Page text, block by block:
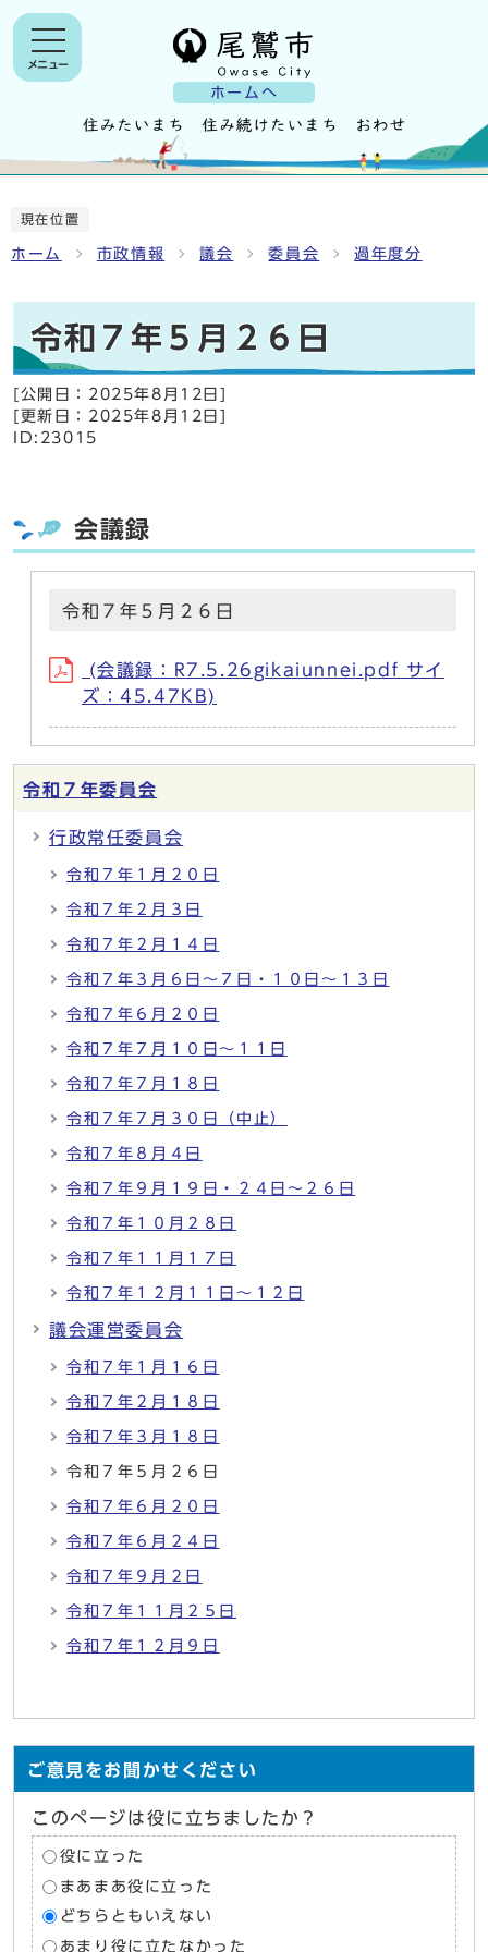
ホームへ
メニュー
現在位置
ホーム 市政情報 議会 委員会 過年度分
令和７年５月２６日
[公開日： 2025年8月12日
[更新日： 2025年8月12日
ID:23015
会議録
令和７年５月２６日
(会議録：R7.5.26gikaiunnei.pdf サイ
ズ：45.47KB)
令和７年委員会
行政常任委員会
令和７年１月２０日
令和７年２月３日
令和７年２月１４日
令和７年３月６日～７日・１０日～１３日
令和７年６月２０日
令和７年７月１０日～１１日
令和７年７月１８日
令和７年７月３０日（中止）
令和７年８月４日
令和７年９月１９日・２４日～２６日
令和７年１０月２８日
令和７年１１月１７日
令和７年１２月１１日～１２日
議会運営委員会
令和７年１月１６日
令和７年２月１８日
令和７年３月１８日
令和７年５月２６日
令和７年６月２０日
令和７年６月２４日
令和７年９月２日
令和７年１１月２５日
令和７年１２月９日
ご意見をお聞かせください
このページは役に立ちましたか？
役に立った
まあまあ役に立った
どちらともいえない
あまり役に立たなかった